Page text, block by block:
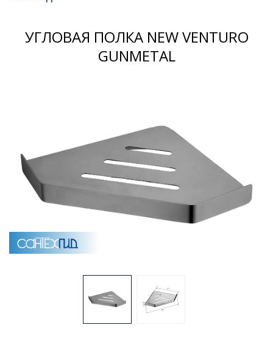
Мебель для ванных комнат
Раковины
Душевые кабины
Полотенцесушители
Аксессуары для ванных комнат
Душевые поддоны
УГЛОВАЯ ПОЛКА NEW VENTURO
GUNMETAL